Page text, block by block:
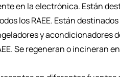
en la electrónica. Están
los RAEE. Están
y acondicionadores
Se regeneran o incineran